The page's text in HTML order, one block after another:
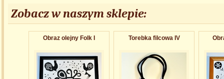
Zobacz w naszym sklepie:
Obraz olejny Folk I Torebka filcowa IV